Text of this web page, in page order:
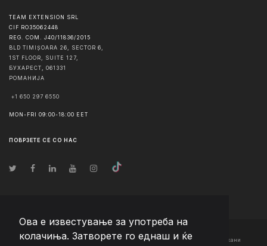
Ова е известување за употреба на
колачиња. Затворете го еднаш и ќе
TEAM EXTENSION SRL
CIF RO35062448
REG. COM. J40/11836/2015
BLD TIMIȘOARA 26, SECTOR 6,
1ST FLOOR, SUITE 127,
БУХАРЕСТ
061331
РОМАНИЈА
+1 650 297 6550
MON-FRI 09:00-18:00 EET
ПОВРЗЕТЕ СЕ СО НАС
© Авторско право2026 Team Extension Macedonia - Сите права задржани